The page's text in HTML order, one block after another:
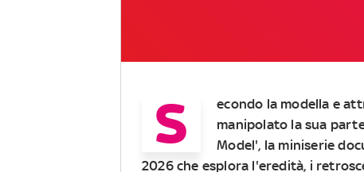
S
econdo la modella e
manipolato la sua
Model', la miniserie
2026 che esplora l'eredità, i